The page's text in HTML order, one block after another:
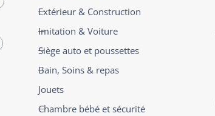
Extérieur & Construction
Imitation & Voiture
Siège auto et poussettes
Bain, Soins & repas
Jouets
Chambre bébé et sécurité